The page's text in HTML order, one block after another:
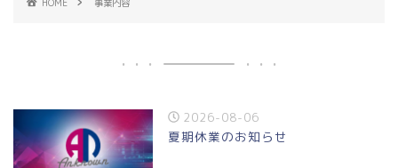
2026-08-06
夏期休業のお知らせ